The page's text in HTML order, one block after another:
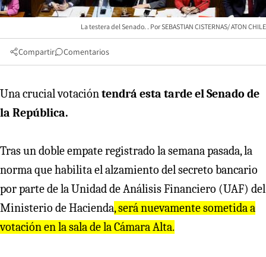
La testera del Senado. SEBASTIAN CISTERNAS/ ATON CHILE
Compartir Comentarios
Una crucial votacióntendrá esta tarde el Senado de
la República.
Tras un doble empate registrado la semana pasada, la
norma que habilita el alzamiento del secreto bancario
por parte de la Unidad de Análisis Financiero (UAF) del
Ministerio de Hacienda, será nuevamente sometida a
votación en la sala de la Cámara Alta.